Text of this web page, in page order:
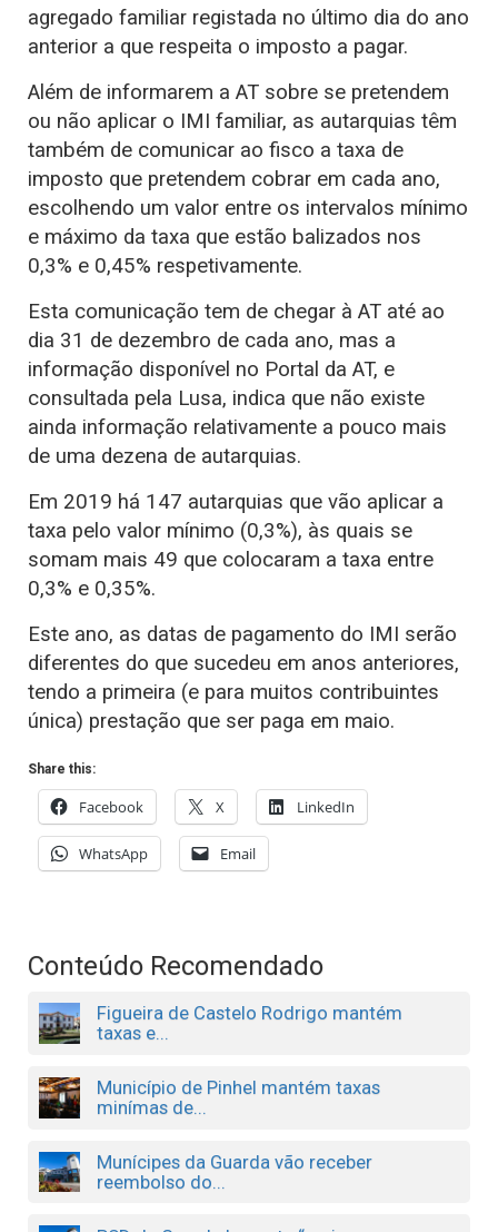
agregado familiar registada no último dia do ano
anterior a que respeita o imposto a pagar.
Além de informarem a AT sobre se pretendem
ou não aplicar o IMI familiar, as autarquias têm
também de comunicar ao fisco a taxa de
imposto que pretendem cobrar em cada ano,
escolhendo um valor entre os intervalos mínimo
e máximo da taxa que estão balizados nos
0,3% e 0,45% respetivamente.
Esta comunicação tem de chegar à AT até ao
dia 31 de dezembro de cada ano, mas a
informação disponível no Portal da AT, e
consultada pela Lusa, indica que não existe
ainda informação relativamente a pouco mais
de uma dezena de autarquias.
Em 2019 há 147 autarquias que vão aplicar a
taxa pelo valor mínimo (0,3%), às quais se
somam mais 49 que colocaram a taxa entre
0,3% e 0,35%.
Este ano, as datas de pagamento do IMI serão
diferentes do que sucedeu em anos anteriores,
tendo a primeira (e para muitos contribuintes
única) prestação que ser paga em maio.
Share this:
Facebook X LinkedIn
WhatsApp Email
Conteúdo Recomendado
Figueira de Castelo Rodrigo mantém
taxas e...
Município de Pinhel mantém taxas
minímas de...
Munícipes da Guarda vão receber
reembolso do...